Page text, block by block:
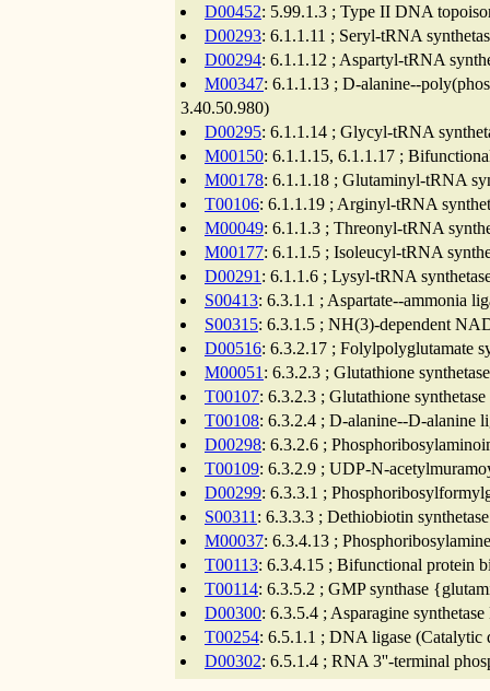
D00452: 5.99.1.3 ; Type II DNA
D00293: 6.1.1.11 ; Seryl-tRNA
D00294: 6.1.1.12 ; Aspartyl-tRNA
M00347: 6.1.1.13 ; D-alanine--
3.40.50.980)
D00295: 6.1.1.14 ; Glycyl-tRNA
M00150: 6.1.1.15, 6.1.1.17 ;
M00178: 6.1.1.18 ; Glutaminyl-tRNA
T00106: 6.1.1.19 ; Arginyl-tRNA
M00049: 6.1.1.3 ; Threonyl-tRNA
M00177: 6.1.1.5 ; Isoleucyl-tRNA
D00291 : 6.1.1.6 ; Lysyl-tRNA
S00413: 6.3.1.1 ; Aspartate--ammonia
S00315: 6.3.1.5 ; NH(3)-dependent
D00516: 6.3.2.17 ; Folylpolyglutamate
M00051 : 6.3.2.3 ; Glutathione
T00107: 6.3.2.3 ; Glutathione
T00108: 6.3.2.4 ; D-alanine--D-alanine
D00298: 6.3.2.6 ;
T00109: 6.3.2.9 ; UDP-N-
D00299: 6.3.3.1 ;
S00311 : 6.3.3.3 ; Dethiobiotin
M00037: 6.3.4.13 ;
T00113: 6.3.4.15 ; Bifunctional protein
T00114: 6.3.5.2 ; GMP synthase
D00300: 6.3.5.4 ; Asparagine
T00254: 6.5.1.1 ; DNA ligase (Catalytic
D00302: 6.5.1.4 ; RNA 3''-terminal